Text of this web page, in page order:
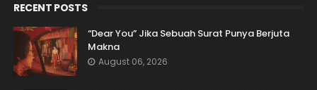
RECENT POSTS
“Dear You” Jika Sebuah Surat Punya Berjuta
Makna
August 06, 2026